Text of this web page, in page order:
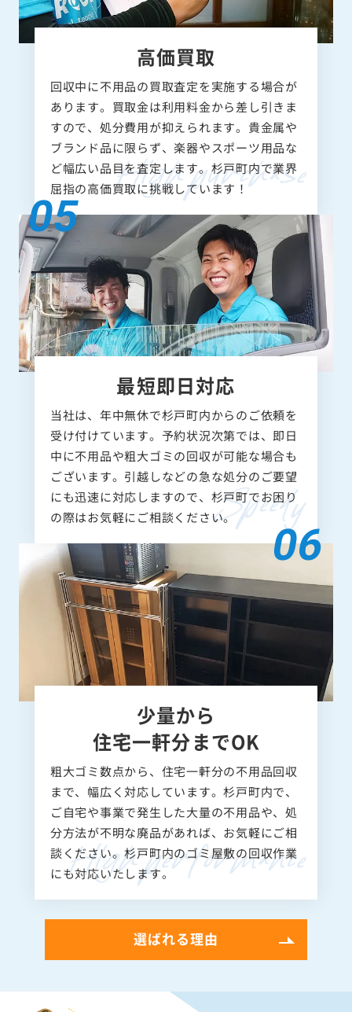
高価買取
回収中に不用品の買取査定を実施する場合が
あります。買取金は利用料金から差し引きま
すので、処分費用が抑えられます。貴金属や
ブランド品に限らず、楽器やスポーツ用品な
ど幅広い品目を査定します。杉戸町内で業界
屈指の高価買取に挑戦しています！
最短即日対応
当社は、年中無休で杉戸町内からのご依頼を
受け付けています。予約状況次第では、即日
中に不用品や粗大ゴミの回収が可能な場合も
ございます。引越しなどの急な処分のご要望
にも迅速に対応しますので、杉戸町でお困り
の際はお気軽にご相談ください。
少量から
住宅一軒分までOK
粗大ゴミ数点から、住宅一軒分の不用品回収
まで、幅広く対応しています。杉戸町内で、
ご自宅や事業で発生した大量の不用品や、処
分方法が不明な廃品があれば、お気軽にご相
談ください。杉戸町内のゴミ屋敷の回収作業
にも対応いたします。
選ばれる理由